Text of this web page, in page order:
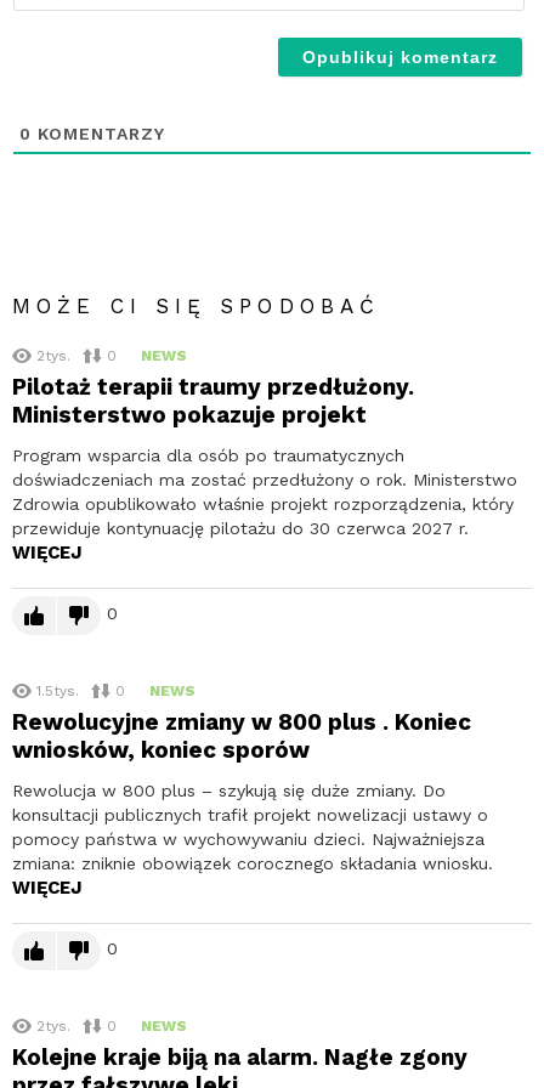
0 KOMENTARZY
MOŻE CI SIĘ SPODOBAĆ
2tys. 0 NEWS
Pilotaż terapii traumy przedłużony.
Ministerstwo pokazuje projekt
Program wsparcia dla osób po traumatycznych
doświadczeniach ma zostać przedłużony o rok. Ministerstwo
Zdrowia opublikowało właśnie projekt rozporządzenia, który
przewiduje kontynuację pilotażu do 30 czerwca 2027 r.
WIĘCEJ
0
1.5tys. 0 NEWS
Rewolucyjne zmiany w 800 plus . Koniec
wniosków, koniec sporów
Rewolucja w 800 plus – szykują się duże zmiany. Do
konsultacji publicznych trafił projekt nowelizacji ustawy o
pomocy państwa w wychowywaniu dzieci. Najważniejsza
zmiana: zniknie obowiązek corocznego składania wniosku.
WIĘCEJ
0
2tys. 0 NEWS
Kolejne kraje biją na alarm. Nagłe zgony